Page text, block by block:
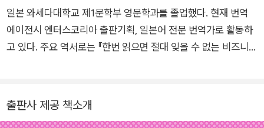
리에 관한 직업을 갖기로 결심했다. 대학에서는 주로 소년 범죄를
연구했지만 정신적인 어려움으로 대학원 진학을 포기했다. 하지
만 2011년 동일본 대지진으로 많은 것을 잃고도 열심히 살아가는
심리사 자격을 취득하고 다시 심리학을 공부하는 과정에서 부정
일본 와세다대학교 제1문학부 영문학과를 졸업했다. 현재 번역
에이전시 엔터스코리아 출판기획, 일본어 전문 번역가로 활동하
고 있다. 주요 역서로는 『한번 읽으면 절대 잊을 수 없는 비즈니스
『sns 마케팅의 7가지 법칙』 등이 있다.
출판사 제공 책소개